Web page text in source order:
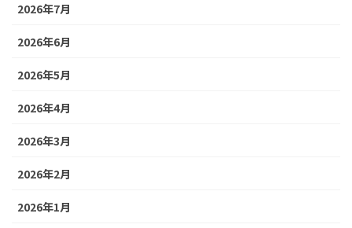
2026年7月
2026年6月
2026年5月
2026年4月
2026年3月
2026年2月
2026年1月